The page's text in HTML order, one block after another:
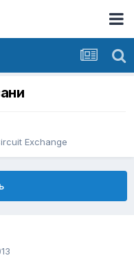
Exchange